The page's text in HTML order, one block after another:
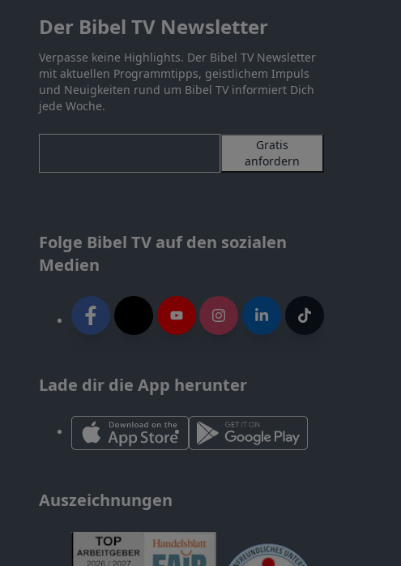
Der Bibel TV Newsletter
Verpasse keine Highlights. Der Bibel TV Newsletter
mit aktuellen Programmtipps, geistlichem Impuls
und Neuigkeiten rund um Bibel TV informiert Dich
jede Woche.
Gratis
anfordern
Folge Bibel TV auf den sozialen
Medien
Lade dir die App herunter
Auszeichnungen